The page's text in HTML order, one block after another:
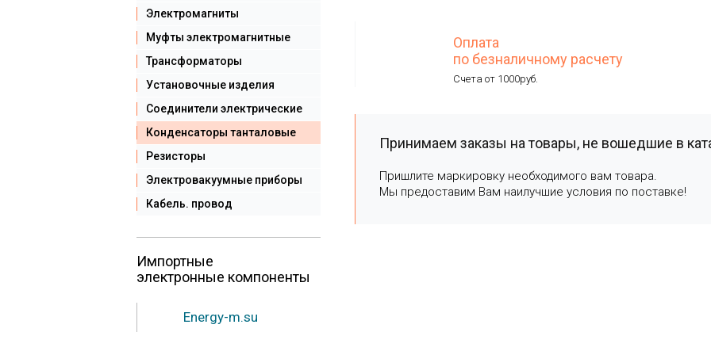
Оплата
по безналичному расчету
Счета от 1000руб.
Принимаем заказы на товары, не вошедшие в
Пришлите маркировку необходимого вам товара.
Мы предоставим Вам наилучшие условия по поставке!
Электромагниты
Муфты электромагнитные
Трансформаторы
Установочные изделия
Соединители электрические
Конденсаторы танталовые
Резисторы
Электровакуумные приборы
Кабель. провод
Импортные
электронные компоненты
Energy-m.su